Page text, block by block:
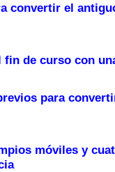
convertir el
de curso con
para
móviles y